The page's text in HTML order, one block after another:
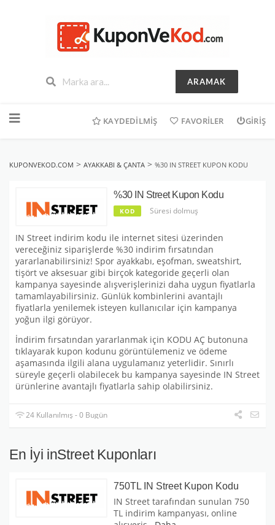
ARAMAK
geç
KAYDEDILMIŞ FAVORILER GIRIŞ
KUPONVEKOD.COM > AYAKKABI & ÇANTA > %30 IN STREET KUPON KODU
%30 IN Street Kupon Kodu
KOD Süresi dolmuş
IN Street indirim kodu ile internet sitesi üzerinden
vereceğiniz siparişlerde %30 indirim fırsatından
yararlanabilirsiniz! Spor ayakkabı, eşofman, sweatshirt,
tişört ve aksesuar gibi birçok kategoride geçerli olan
kampanya sayesinde alışverişlerinizi daha uygun fiyatlarla
tamamlayabilirsiniz. Günlük kombinlerini avantajlı
fiyatlarla yenilemek isteyen kullanıcılar için kampanya
yoğun ilgi görüyor.
İndirim fırsatından yararlanmak için KODU AÇ butonuna
tıklayarak kupon kodunu görüntülemeniz ve ödeme
aşamasında ilgili alana uygulamanız yeterlidir. Sınırlı
süreyle geçerli olabilecek bu kampanya sayesinde IN Street
ürünlerine avantajlı fiyatlarla sahip olabilirsiniz.
24 Kullanılmış - 0 Bugün
En İyi inStreet Kuponları
750TL IN Street Kupon Kodu
IN Street tarafından sunulan 750
TL indirim kampanyası, online